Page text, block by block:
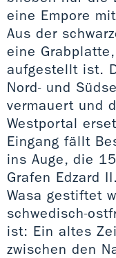
eine Empore
Aus der
eine
aufgestellt ist.
Nord- und
vermauert und
Westportal
Eingang fällt
ins Auge, die
Grafen Edzard
Wasa gestiftet
schwedisch-
ist: Ein altes
zwischen den